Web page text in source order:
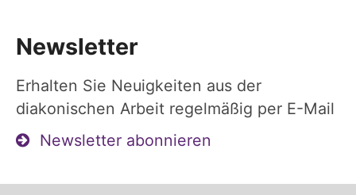
Newsletter
Erhalten Sie Neuigkeiten aus der
diakonischen Arbeit regelmäßig per E-Mail
Newsletter abonnieren